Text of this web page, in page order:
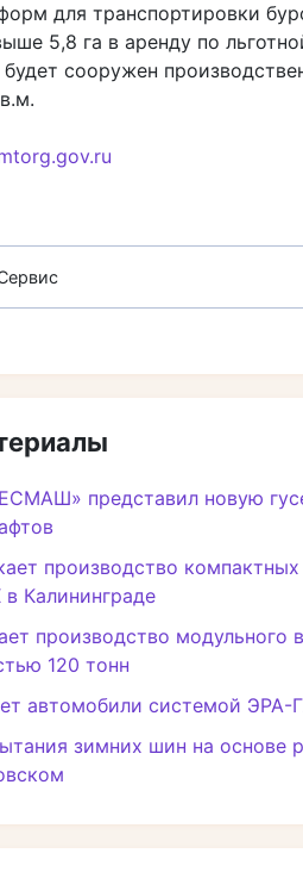
для транспортировки
5,8 га в аренду по
сооружен
представил новую
производство
Калининграде
производство модульного
120 тонн
автомобили системой
зимних шин на основе